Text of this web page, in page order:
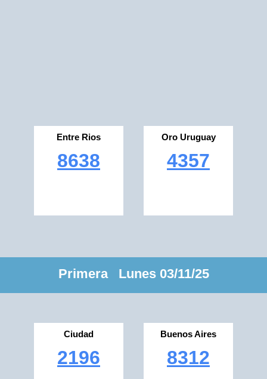
Entre Rios
8638
Oro Uruguay
4357
Primera Lunes 03/11/25
Ciudad
2196
Buenos Aires
8312